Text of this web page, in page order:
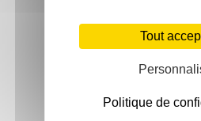
Tout
Politique de